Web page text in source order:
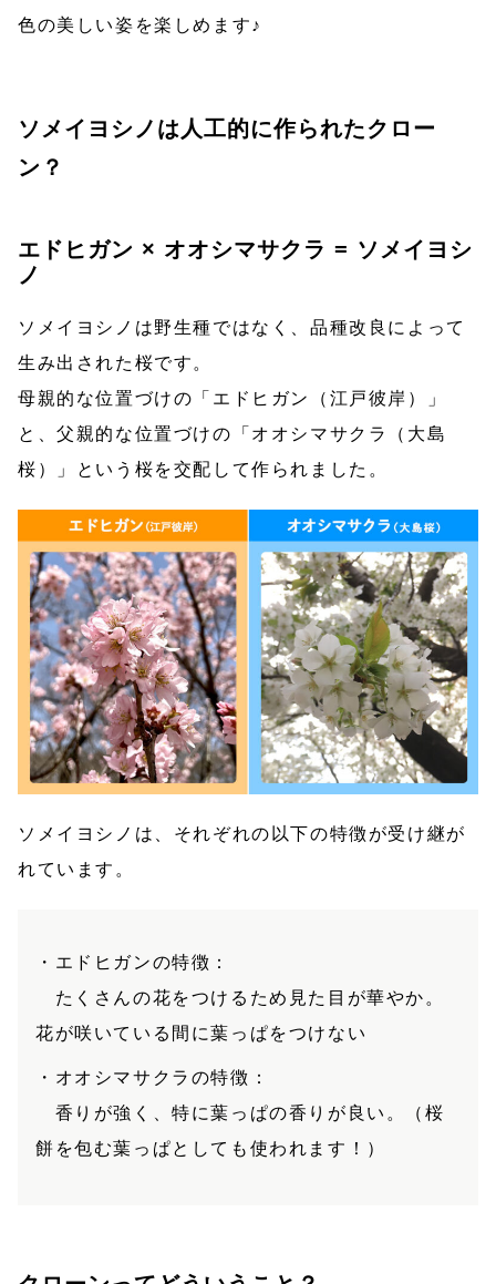
色の美しい姿を楽しめます♪
ソメイヨシノは人工的に作られたクロー
ン？
エドヒガン × オオシマサクラ = ソメイヨシ
ノ
ソメイヨシノは野生種ではなく、品種改良によって
生み出された桜です。
母親的な位置づけの「エドヒガン（江戸彼岸）」
と、父親的な位置づけの「オオシマサクラ（大島
桜）」という桜を交配して作られました。
ソメイヨシノは、それぞれの以下の特徴が受け継が
れています。
・エドヒガンの特徴：
たくさんの花をつけるため見た目が華やか。
花が咲いている間に葉っぱをつけない
・オオシマサクラの特徴：
香りが強く、特に葉っぱの香りが良い。（桜
餅を包む葉っぱとしても使われます！）